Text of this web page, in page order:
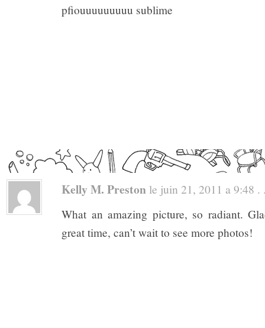
pfiouuuuuuuuu sublime
Kelly M. Preston le juin 21, 2011 a 9:48 .
What an amazing picture, so radiant.
great time, can’t wait to see more photos!